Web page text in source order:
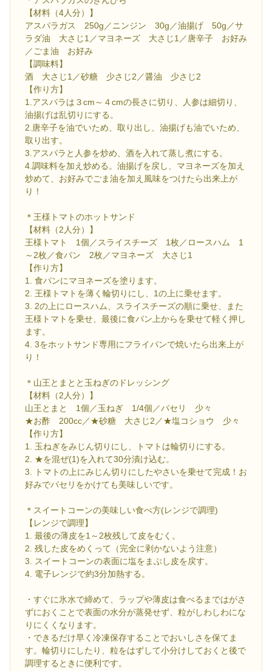
【材料（4人分）】
アスパラガス 250g／ニンジン 30g／油揚げ 50g／サ
ラダ油 大さじ1／マヨネーズ 大さじ1／唐辛子 お好み
／ごま油 お好み
【調味料】
酒 大さじ1／砂糖 少さじ2／醤油 少さじ2
【作り方】
1.アスパラは３cm～４cmの長さに切り、人参は細切り、
油揚げは乱切りにする。
2.唐辛子を油でいため、取り出し、油揚げも油でいため、
取り出す。
3.アスパラと人参を炒め、酒を入れて蒸し煮にする。
4.調味料を加え炒める。油揚げを戻し、マヨネーズを加え
炒めて、お好みでごま油を加え風味をつけたら出来上が
り！
＊王様トマトのホットサンド
【材料（2人分）】
王様トマト 1個／スライスチーズ 1枚／ロースハム 1
～2枚／食パン 2枚／マヨネーズ 大さじ1
【作り方】
1. 食パンにマヨネーズを塗ります。
2. 王様トマトを薄く輪切りにし、1の上に乗せます。
3. 2の上にロースハム、スライスチーズの順に乗せ、また
王様トマトを乗せ、最後に食パン上からを乗せて軽く押し
ます。
4. 3をホットサンド専用にフライパンで焼いたら出来上が
り！
＊山王とまとと玉ねぎのドレッシング
【材料（2人分）】
山王とまと 1個／玉ねぎ 1/4個／パセリ 少々
★お酢 200cc／★砂糖 大さじ2／★塩コショウ 少々
【作り方】
1. 玉ねぎをみじん切りにし、トマトは輪切りにする。
2. ★を混ぜ(1)を入れて30分漬け込む。
3. トマトの上にみじん切りにしたやさいを乗せて完成！お
好みでパセリをかけても美味しいです。
＊スイートコーンの美味しい食べ方(レンジで調理)
【レンジで調理】
1. 最後の薄皮を1～2枚残して皮をむく。
2. 残した皮をめくって（完全に剥かないよう注意）
3. スイートコーンの表面に塩をまぶし皮を戻す。
4. 電子レンジで約3分加熱する。
・すぐに氷水で締めて、ラップや薄皮は食べるまではがさ
ずにおくことで表面の水分が蒸発せず、粒がしわしわにな
りにくくなります。
・できるだけ早く冷凍保存することでおいしさを保てま
す。輪切りにしたり、粒をはずして小分けしておくと後で
調理するときに便利です。